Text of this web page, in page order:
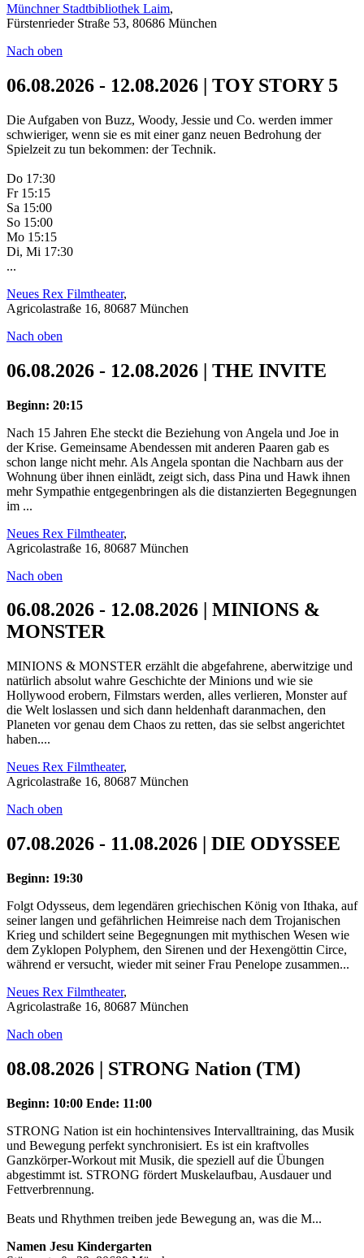
Münchner Stadtbibliothek Laim,
Fürstenrieder Straße 53, 80686 München
Nach oben
06.08.2026 - 12.08.2026 | TOY STORY 5
Die Aufgaben von Buzz, Woody, Jessie und Co. werden immer
schwieriger, wenn sie es mit einer ganz neuen Bedrohung der
Spielzeit zu tun bekommen: der Technik.
Do 17:30
Fr 15:15
Sa 15:00
So 15:00
Mo 15:15
Di, Mi 17:30
...
Neues Rex Filmtheater,
Agricolastraße 16, 80687 München
Nach oben
06.08.2026 - 12.08.2026 | THE INVITE
Beginn: 20:15
Nach 15 Jahren Ehe steckt die Beziehung von Angela und Joe in
der Krise. Gemeinsame Abendessen mit anderen Paaren gab es
schon lange nicht mehr. Als Angela spontan die Nachbarn aus der
Wohnung über ihnen einlädt, zeigt sich, dass Pina und Hawk ihnen
mehr Sympathie entgegenbringen als die distanzierten Begegnungen
im ...
Neues Rex Filmtheater,
Agricolastraße 16, 80687 München
Nach oben
06.08.2026 - 12.08.2026 | MINIONS &
MONSTER
MINIONS & MONSTER erzählt die abgefahrene, aberwitzige und
natürlich absolut wahre Geschichte der Minions und wie sie
Hollywood erobern, Filmstars werden, alles verlieren, Monster auf
die Welt loslassen und sich dann heldenhaft daranmachen, den
Planeten vor genau dem Chaos zu retten, das sie selbst angerichtet
haben....
Neues Rex Filmtheater,
Agricolastraße 16, 80687 München
Nach oben
07.08.2026 - 11.08.2026 | DIE ODYSSEE
Beginn: 19:30
Folgt Odysseus, dem legendären griechischen König von Ithaka, auf
seiner langen und gefährlichen Heimreise nach dem Trojanischen
Krieg und schildert seine Begegnungen mit mythischen Wesen wie
dem Zyklopen Polyphem, den Sirenen und der Hexengöttin Circe,
während er versucht, wieder mit seiner Frau Penelope zusammen...
Neues Rex Filmtheater,
Agricolastraße 16, 80687 München
Nach oben
08.08.2026 | STRONG Nation (TM)
Beginn: 10:00 Ende: 11:00
STRONG Nation ist ein hochintensives Intervalltraining, das Musik
und Bewegung perfekt synchronisiert. Es ist ein kraftvolles
Ganzkörper-Workout mit Musik, die speziell auf die Übungen
abgestimmt ist. STRONG fördert Muskelaufbau, Ausdauer und
Fettverbrennung.
Beats und Rhythmen treiben jede Bewegung an, was die M...
Namen Jesu Kindergarten